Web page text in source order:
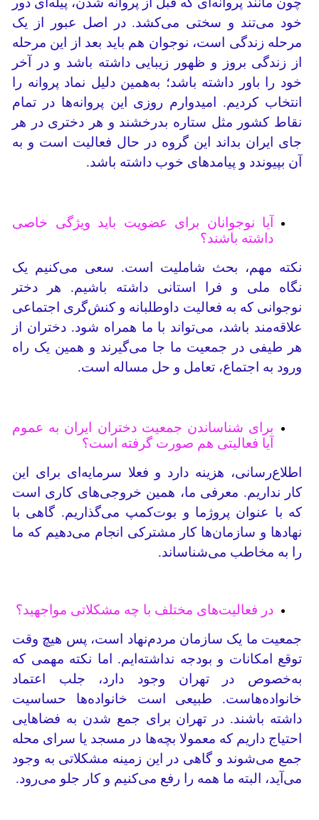
خود می‌تند و سختی‌ می‌کشد. در اصل عبور از یک
مرحله زندگی است، نوجوان هم باید بعد از این مرحله
از زندگی بروز و ظهور زیبایی داشته باشد و در آخر
خود را باور داشته باشد؛ به‌همین دلیل نماد پروانه را
انتخاب کردیم. امیدوارم روزی این پروانه‌ها در تمام
نقاط کشور مثل ستاره بدرخشند و هر دختری در هر
جای ایران بداند این گروه در حال فعالیت است و به
آن بپیوندد و پیامدهای خوب داشته باشد.
آیا نوجوانان برای عضویت باید ویژگی خاصی
داشته باشند؟
نکته مهم، بحث شاملیت است. سعی می‌کنیم یک
نگاه ملی و فرا استانی داشته باشیم. هر دختر
نوجوانی که به فعالیت داوطلبانه و کنش‌گری اجتماعی
علاقه‌مند باشد، می‌تواند با ما همراه شود. دختران از
هر طیفی در جمعیت ما جا می‌گیرند و همین یک راه
ورود به اجتماع، تعامل و حل مساله است.
برای شناساندن جمعیت دختران ایران به عموم
آیا فعالیتی هم صورت گرفته است؟
اطلاع‌رسانی، هزینه دارد و فعلا سرمایه‌ای برای این
کار نداریم. معرفی ما، همین خروجی‌های کاری است
که با عنوان پروژما و بوت‌کمپ می‌گذاریم. گاهی با
نهادها و سازمان‌ها کار مشترکی انجام می‌دهیم که ما
را به مخاطب می‌شناساند.
در فعالیت‌های مختلف با چه مشکلاتی مواجهید؟
جمعیت ما یک سازمان مردم‌نهاد است، پس هیچ وقت
توقع امکانات و بودجه نداشته‌ایم. اما نکته مهمی که
به‌خصوص در تهران وجود دارد، جلب اعتماد
خانواده‌هاست. طبیعی است خانواده‌ها حساسیت
داشته باشند. در تهران برای جمع شدن به فضاهایی
احتیاج داریم که معمولا بچه‌ها در مسجد یا سرای محله
جمع می‌شوند و گاهی در این زمینه مشکلاتی به وجود
می‌آید، البته ما همه را رفع می‌کنیم و کار جلو می‌رود.